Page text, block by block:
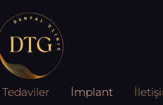
Tedaviler İmplant